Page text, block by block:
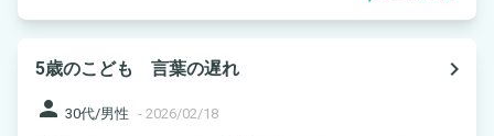
5歳のこども 言葉の遅れ
navigate_next
person 30代/男性 - 2026/02/18